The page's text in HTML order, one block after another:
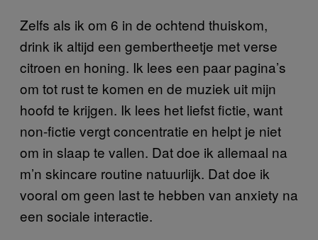
Zelfs als ik om 6 in de ochtend thuiskom,
drink ik altijd een gembertheetje met verse
citroen en honing. Ik lees een paar pagina’s
om tot rust te komen en de muziek uit mijn
hoofd te krijgen. Ik lees het liefst fictie, want
non-fictie vergt concentratie en helpt je niet
om in slaap te vallen. Dat doe ik allemaal na
m’n skincare routine natuurlijk. Dat doe ik
vooral om geen last te hebben van anxiety na
een sociale interactie.